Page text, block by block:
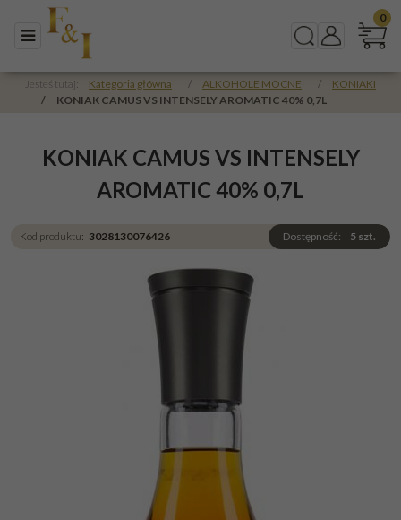
Menu SzukajPanel
0
Jesteś tutaj: Kategoria główna / ALKOHOLE MOCNE /
KONIAKI
/
KONIAK CAMUS VS INTENSELY AROMATIC 40% 0,7L
KONIAK CAMUS VS INTENSELY
AROMATIC 40% 0,7L
Kod produktu: 3028130076426 Dostępność: 5 szt.